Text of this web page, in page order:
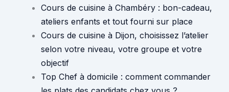
Cours de cuisine à Chambéry : bon-cadeau,
ateliers enfants et tout fourni sur place
Cours de cuisine à Dijon, choisissez l’atelier
selon votre niveau, votre groupe et votre
objectif
Top Chef à domicile : comment commander